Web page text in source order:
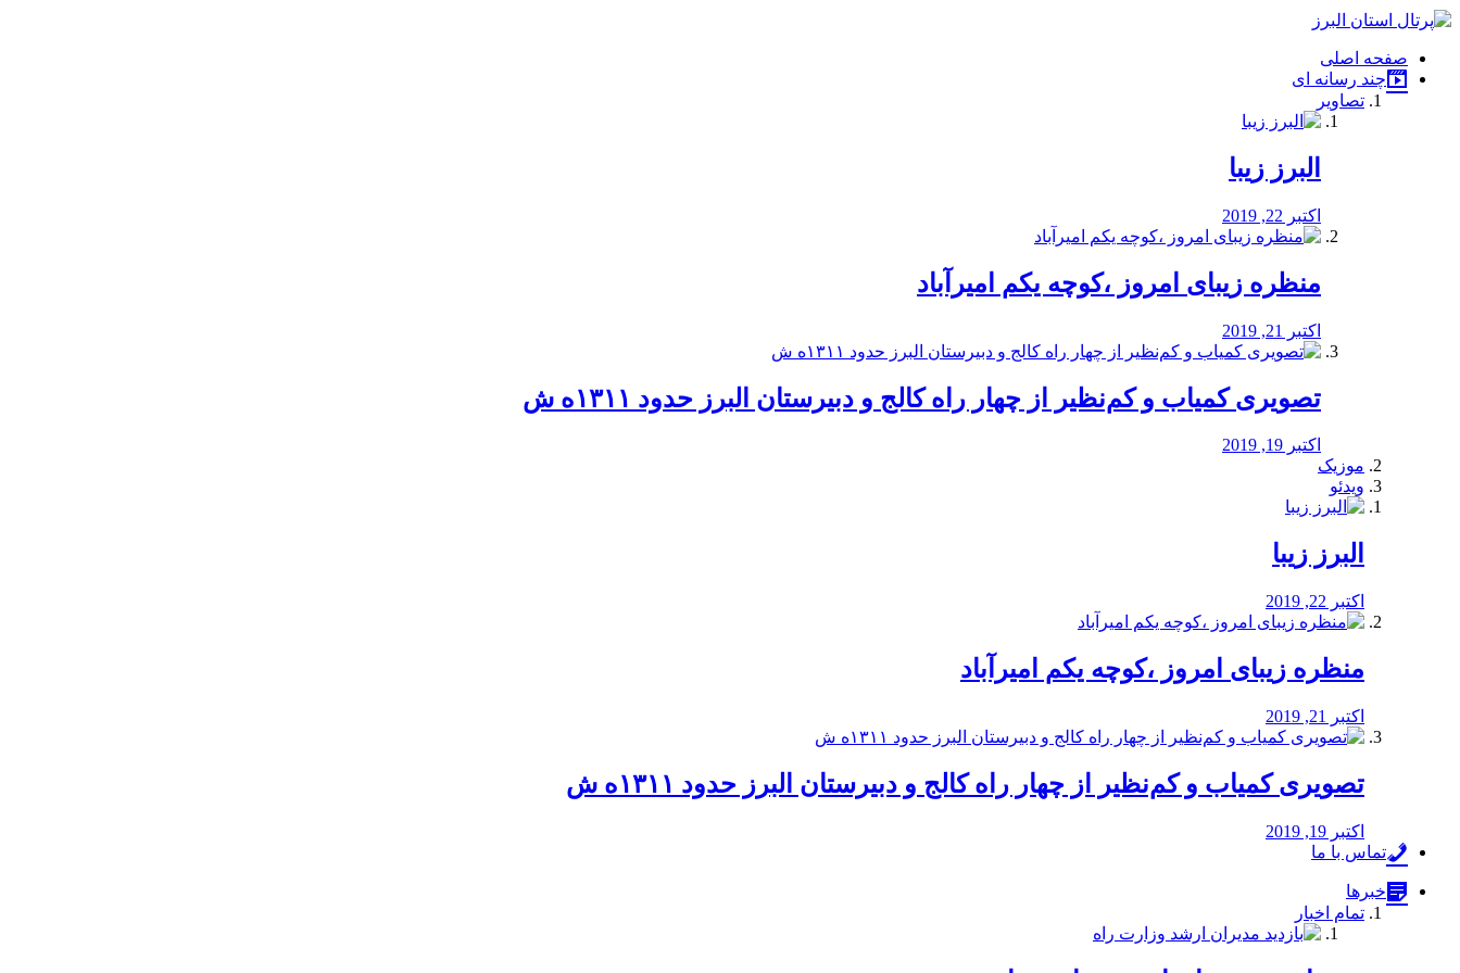
فصد
شرق
تهران
خشکشویی
صفحه اصلی
چند رسانه ای
تصاویر
البرز زیبا
اکتبر 22, 2019
منظره‌‌ زیبای امروز ،کوچه یکم امیرآباد
اکتبر 21, 2019
️تصویری کمیاب و کم‌نظیر از چهار راه كالج و دبيرستان البرز حدود ۱۳۱۱ه ش
اکتبر 19, 2019
موزیک
ویدئو
البرز زیبا
اکتبر 22, 2019
منظره‌‌ زیبای امروز ،کوچه یکم امیرآباد
اکتبر 21, 2019
️تصویری کمیاب و کم‌نظیر از چهار راه كالج و دبيرستان البرز حدود ۱۳۱۱ه ش
اکتبر 19, 2019
تماس با ما
خبرها
تمام اخبار